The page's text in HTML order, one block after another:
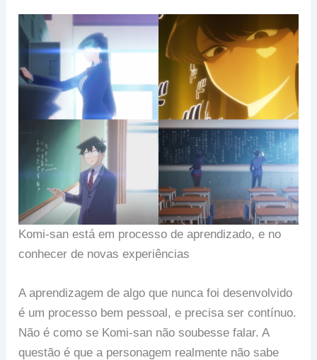
Komi-san está em processo de aprendizado, e no
conhecer de novas experiências
A aprendizagem de algo que nunca foi desenvolvido
é um processo bem pessoal, e precisa ser contínuo.
Não é como se Komi-san não soubesse falar. A
questão é que a personagem realmente não sabe